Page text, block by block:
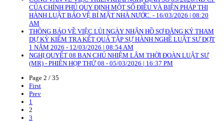
CỦA CHÍNH PHỦ QUY ĐỊNH MỘT SỐ ĐIỀU VÀ BIỆN PHÁP THI
HÀNH LUẬT BẢO VỆ BÍ MẬT NHÀ NƯỚC. - 16/03/2026 | 08:20
AM
THÔNG BÁO VỀ VIỆC LÙI NGÀY NHẬN HỒ SƠ ĐĂNG KÝ THAM
DỰ KỲ KIỂM TRA KẾT QUẢ TẬP SỰ HÀNH NGHỀ LUẬT SƯ ĐỢT
1 NĂM 2026 - 12/03/2026 | 08:54 AM
NGHỊ QUYẾT 08 BAN CHỦ NHIỆM LÂM THỜI ĐOÀN LUẬT SƯ
(MR) - PHIÊN HỌP THỨ 08 - 05/03/2026 | 16:37 PM
Page 2 / 35
First
Prev
1
2
3